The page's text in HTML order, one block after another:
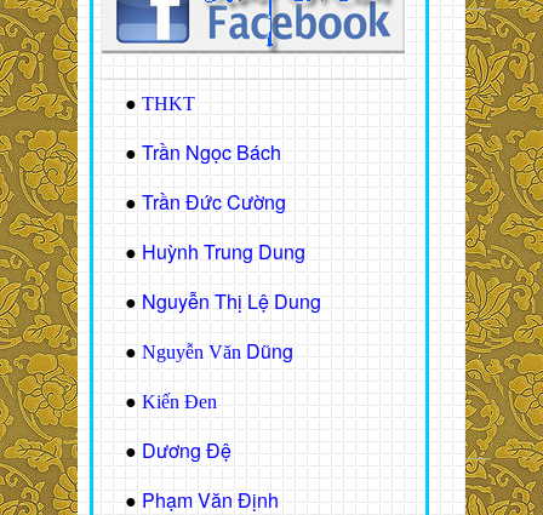
● THKT
● Trần Ngọc Bách
● Trần Đức Cường
● Huỳnh Trung Dung
● Nguyễn Thị Lệ Dung
● Nguyễn Văn Dũng
● Kiến Đen
● Dương Đệ
● Phạm Văn Định